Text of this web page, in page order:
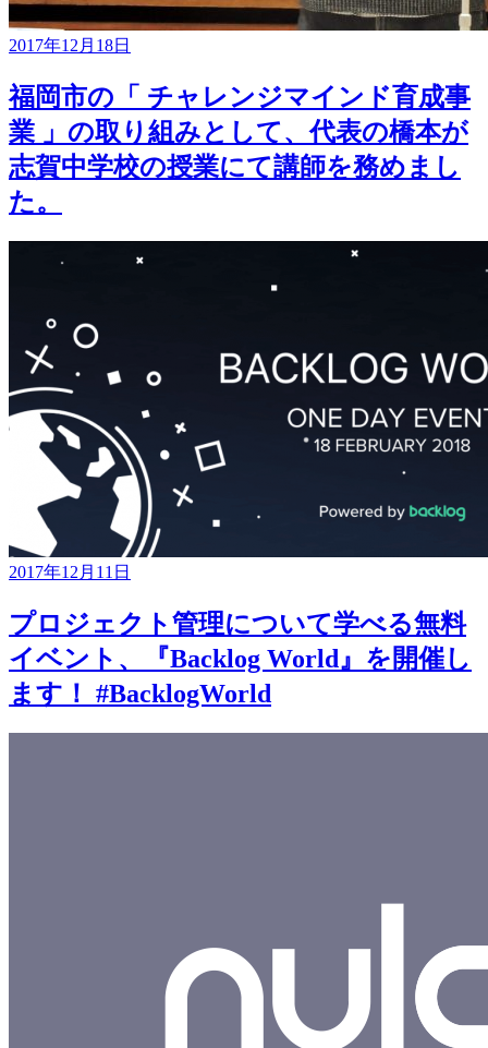
2017年12月18日
福岡市の「 チャレンジマインド育成事
業 」の取り組みとして、代表の橋本が
志賀中学校の授業にて講師を務めまし
た。
2017年12月11日
プロジェクト管理について学べる無料
イベント、『Backlog World』を開催し
ます！ #BacklogWorld